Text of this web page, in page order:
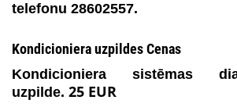
telefonu 28602557.
Kondicioniera uzpildes Cenas
Kondicioniera sistēmas
uzpilde. 25 EUR